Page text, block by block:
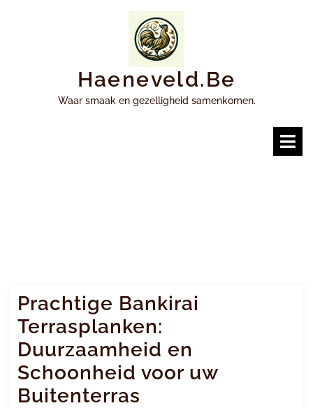
Haeneveld.be
Waar smaak en gezelligheid samenkomen.
Prachtige Bankirai
Terrasplanken:
Duurzaamheid en
Schoonheid voor uw
Buitenterras